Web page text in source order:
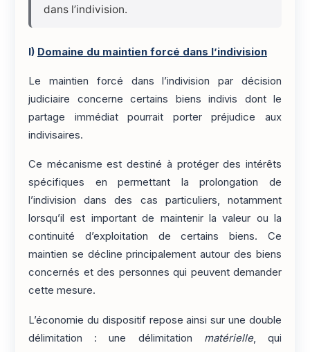
dans l’indivision.
I) Domaine du maintien forcé dans l’indivision
Le maintien forcé dans l’indivision par décision
judiciaire concerne certains biens indivis dont le
partage immédiat pourrait porter préjudice aux
indivisaires.
Ce mécanisme est destiné à protéger des intérêts
spécifiques en permettant la prolongation de
l’indivision dans des cas particuliers, notamment
lorsqu’il est important de maintenir la valeur ou la
continuité d’exploitation de certains biens. Ce
maintien se décline principalement autour des biens
concernés et des personnes qui peuvent demander
cette mesure.
L’économie du dispositif repose ainsi sur une double
délimitation : une délimitation matérielle, qui